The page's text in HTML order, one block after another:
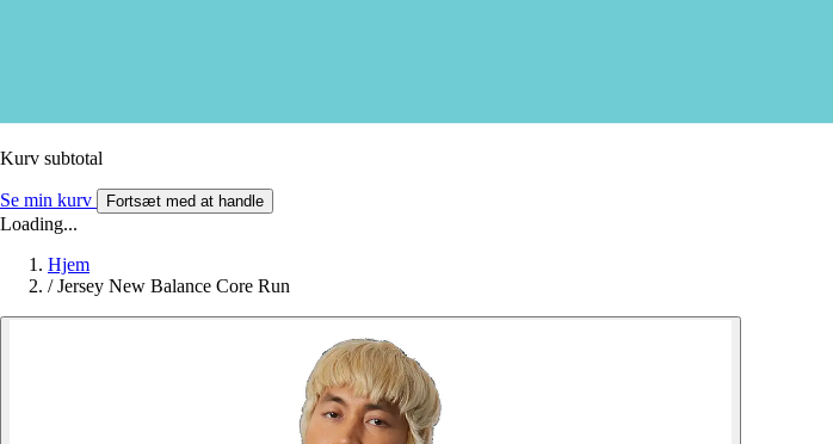
Kurv subtotal
Se min kurv Fortsæt med at handle
Loading...
Hjem
/ Jersey New Balance Core Run